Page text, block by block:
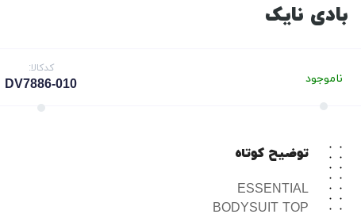
بادی نایک
ناموجود
کدکالا:
DV7886-010
توضیح کوتاه
ESSENTIAL
BODYSUIT TOP